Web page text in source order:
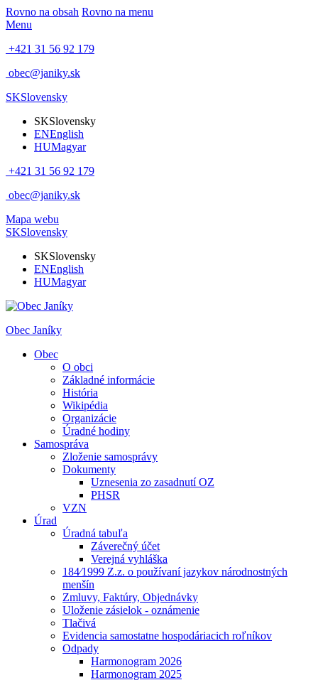
Rovno na obsah Rovno na menu
Menu
+421 31 56 92 179
obec@janiky.sk
SKSlovensky
SKSlovensky
ENEnglish
HUMagyar
+421 31 56 92 179
obec@janiky.sk
Mapa webu
SKSlovensky
SKSlovensky
ENEnglish
HUMagyar
Obec Janíky
Obec
O obci
Základné informácie
História
Wikipédia
Organizácie
Úradné hodiny
Samospráva
Zloženie samosprávy
Dokumenty
Uznesenia zo zasadnutí OZ
PHSR
VZN
Úrad
Úradná tabuľa
Záverečný účet
Verejná vyhláška
184⁄1999 Z.z. o používaní jazykov národnostných
menšín
Zmluvy, Faktúry, Objednávky
Uloženie zásielok - oznámenie
Tlačivá
Evidencia samostatne hospodáriacich roľníkov
Odpady
Harmonogram 2026
Harmonogram 2025